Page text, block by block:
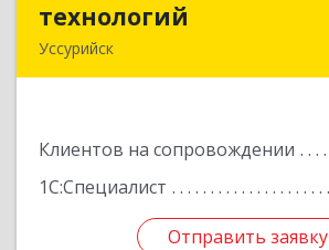
технологий
Уссурийск
Клиентов на сопровождении
1С:Специалист
Отправить заявку
Отправить заявку